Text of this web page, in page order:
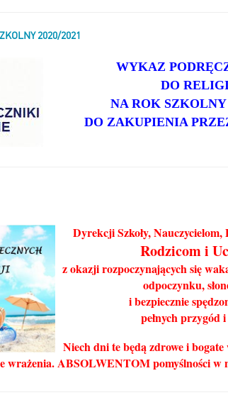
2020/2021
WYKAZ
DO
NA ROK SZKOLNY
DO ZAKUPIENIA
Dyrekcji Szkoły, Nauczycielom,
Rodzicom i
z okazji rozpoczynających się
odpoczynku,
i bezpiecznie
pełnych przygód
Niech dni te będą zdrowe i
wrażenia. ABSOLWENTOM pomyślności w